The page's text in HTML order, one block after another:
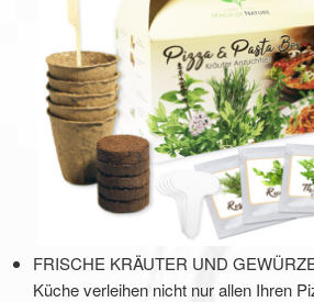
FRISCHE KRÄUTER UND
Küche verleihen nicht nur allen Ihren